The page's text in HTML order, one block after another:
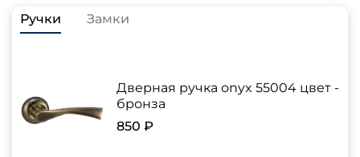
Ручки Замки
Дверная ручка onyx 55004 цвет -
бронза
850 ₽